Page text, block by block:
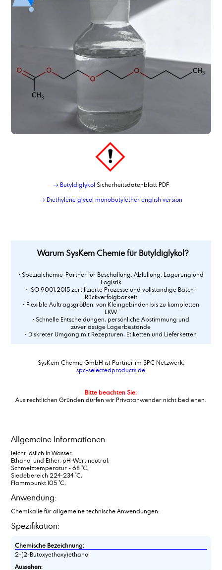
→ Butyldiglykol Sicherheitsdatenblatt PDF
→ Diethylene glycol monobutylether english version
Warum SysKem Chemie für Butyldiglykol?
• Spezialchemie-Partner für Beschaffung, Abfüllung, Lagerung und
Logistik
• ISO 9001:2015 zertifizierte Prozesse und vollständige Batch-
Rückverfolgbarkeit
• Flexible Auftragsgrößen, von Kleingebinden bis zu kompletten
LKW
• Schnelle Entscheidungen, persönliche Abstimmung und
zuverlässige Lagerbestände
• Diskreter Umgang mit Rezepturen, Etiketten und Lieferketten
SysKem Chemie GmbH ist Partner im SPC Netzwerk:
spc-selectedproducts.de
Bitte beachten Sie:
Aus rechtlichen Gründen dürfen wir Privatanwender nicht bedienen.
Allgemeine Informationen:
leicht löslich in Wasser,
Ethanol und Ether, pH-Wert neutral,
Schmelztemperatur - 68 °C,
Siedebereich 224-234 °C,
Flammpunkt 105 °C,
Anwendung:
Chemikalie für allgemeine technische Anwendungen.
Spezifikation:
Chemische Bezeichnung:
2-(2-Butoxyethoxy)ethanol
Aussehen: